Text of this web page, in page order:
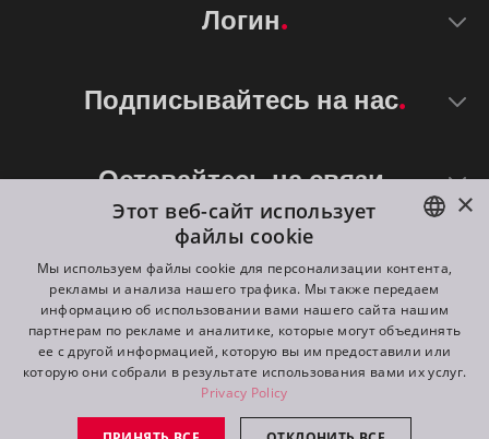
Логин
Подписывайтесь на нас
Оставайтесь на связи
©2026 ROBE lighting s.r.o.
All rights reserved. Created by
ENGLISH
DE
FR
RU
×
Этот веб-сайт использует
файлы cookie
Мы используем файлы cookie для персонализации контента,
рекламы и анализа нашего трафика. Мы также передаем
информацию об использовании вами нашего сайта нашим
партнерам по рекламе и аналитике, которые могут объединять
ее с другой информацией, которую вы им предоставили или
которую они собрали в результате использования вами их услуг.
Privacy Policy